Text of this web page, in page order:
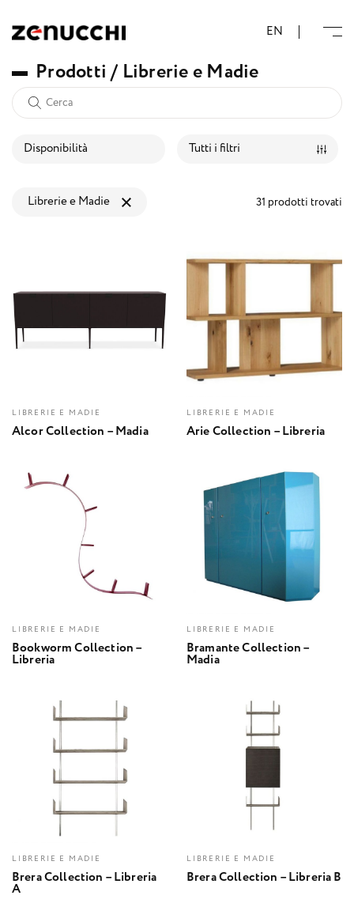
EN
Prodotti/ Librerie e Madie
Disponibilità Tutti i filtri
Librerie e Madie 31 prodotti trovati
LIBRERIE E MADIE
Alcor Collection – Madia
LIBRERIE E MADIE
Arie Collection – Libreria
LIBRERIE E MADIE
Bookworm Collection –
Libreria
LIBRERIE E MADIE
Bramante Collection –
Madia
LIBRERIE E MADIE
Brera Collection – Libreria
A
LIBRERIE E MADIE
Brera Collection – Libreria B